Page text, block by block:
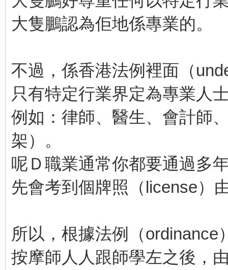
大隻鵬認為佢地係專業的。
不過，係香港法例裡面（
只有特定行業界定為專業人
例如：律師、醫生、會計師
架）。
呢Ｄ職業通常你都要通過多
先會考到個牌照（license）
所以，根據法例（ordinance
按摩師人人跟師學左之後，